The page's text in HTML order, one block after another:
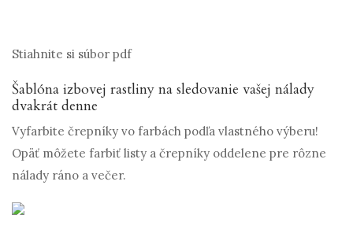
Stiahnite si súbor pdf
Šablóna izbovej rastliny na sledovanie vašej nálady
dvakrát denne
Vyfarbite črepníky vo farbách podľa vlastného výberu!
Opäť môžete farbiť listy a črepníky oddelene pre rôzne
nálady ráno a večer.